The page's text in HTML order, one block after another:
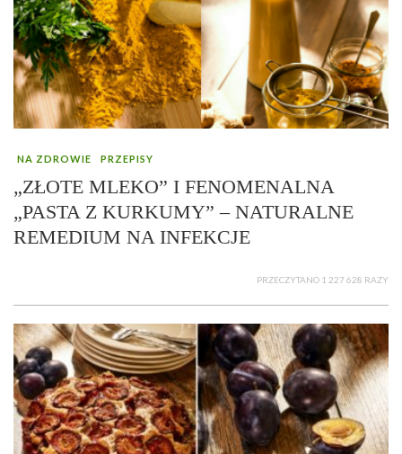
NA ZDROWIE PRZEPISY
„ZŁOTE MLEKO” I FENOMENALNA
„PASTA Z KURKUMY” – NATURALNE
REMEDIUM NA INFEKCJE
PRZECZYTANO 1 227 628 RAZY